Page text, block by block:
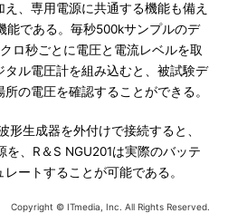
、専用電源に共通する機能も備え
能である。毎秒500kサンプルのデ
ロ秒ごとに電圧と電流レベルを取
ル電圧計を組み込むと、被試験デ
の電圧を確認することができる。
生成器を外付けで接続すると、
を、R＆S NGU201は実際のバッテ
ートすることが可能である。
Copyright © ITmedia, Inc. All Rights Reserved.